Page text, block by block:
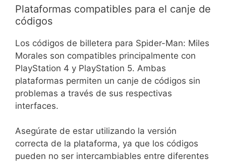
Plataformas compatibles para el canje de
códigos
Los códigos de billetera para Spider-Man: Miles
Morales son compatibles principalmente con
PlayStation 4 y PlayStation 5. Ambas
plataformas permiten un canje de códigos sin
problemas a través de sus respectivas
interfaces.
Asegúrate de estar utilizando la versión
correcta de la plataforma, ya que los códigos
pueden no ser intercambiables entre diferentes